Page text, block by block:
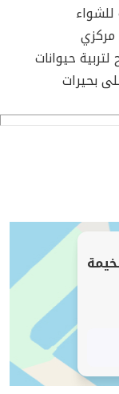
حتى نتمكن من
لدينا!
حيوانات
بحيرات